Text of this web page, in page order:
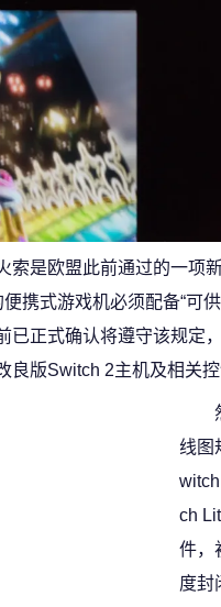
索是欧盟此前通过的一项
携式游戏机必须配备“可
已正式确认将遵守该规定
良版Switch 2主机及相关
线图
ch
件，
度封